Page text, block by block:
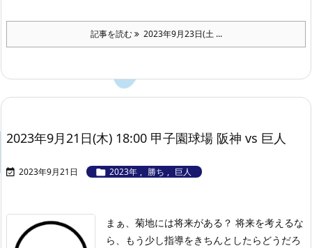
記事を読む 2023年9月23日(土 ...
2023年9月21日(木) 18:00 甲子園球場 阪神 vs 巨人
 2023年9月21日  2023年 , 勝ち , 巨人
まぁ、菊地には将来がある？ 将来を考えるな
ら、もう少し指導をきちんとしたらどうだろ